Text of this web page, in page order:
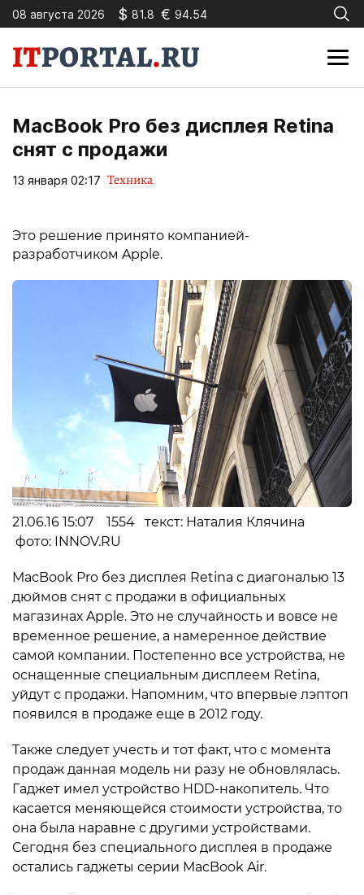
08 августа 2026 $ 81.8 € 94.54
MacBook Pro без дисплея Retina
снят с продажи
13 января 02:17 Техника
Это решение принято компанией-
разработчиком Apple.
21.06.16 15:07 1554 текст: Наталия Клячина
фото: INNOV.RU
MacBook Pro без дисплея Retina с диагональю 13
дюймов снят с продажи в официальных
магазинах Apple. Это не случайность и вовсе не
временное решение, а намеренное действие
самой компании. Постепенно все устройства, не
оснащенные специальным дисплеем Retina,
уйдут с продажи. Напомним, что впервые лэптоп
появился в продаже еще в 2012 году.
Также следует учесть и тот факт, что с момента
продаж данная модель ни разу не обновлялась.
Гаджет имел устройство HDD-накопитель. Что
касается меняющейся стоимости устройства, то
она была наравне с другими устройствами.
Сегодня без специального дисплея в продаже
остались гаджеты серии MacBook Air.